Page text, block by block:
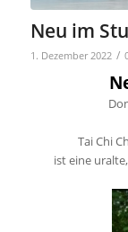
Neu im
1. Dezember 2022 /
Tai Chi
ist eine